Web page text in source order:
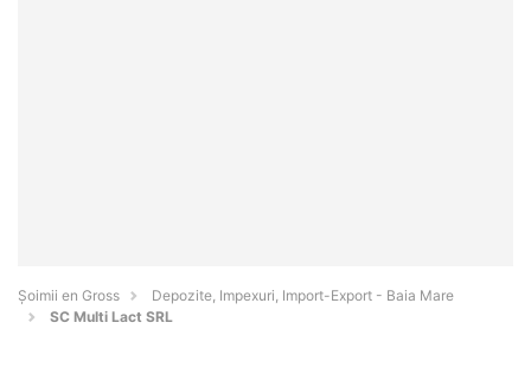
Șoimii en Gross
Depozite, Impexuri, Import-Export - Baia Mare
SC Multi Lact SRL